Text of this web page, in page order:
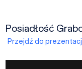
Posiadłość
Przejdź do